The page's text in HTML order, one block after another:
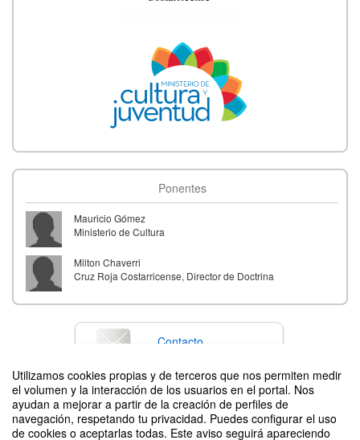
Utilizamos cookies propias y de terceros que nos permiten medir
el volumen y la interacción de los usuarios en el portal. Nos
ayudan a mejorar a partir de la creación de perfiles de
navegación, respetando tu privacidad. Puedes configurar el uso
de cookies o aceptarlas todas. Este aviso seguirá apareciendo
Ponentes
Mauricio Gómez
Ministerio de Cultura
Milton Chaverri
Cruz Roja Costarricense, Director de Doctrina
Contacto
Difunde tu evento poniendo el siguiente código en tu sitio